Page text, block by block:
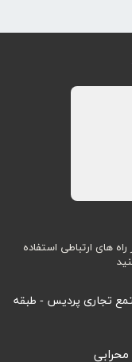
های ارتباطی استفاده
تجاری پردیس - طبقه